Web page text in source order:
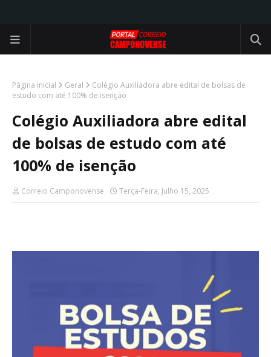
Página inicial Geral
Colégio Auxiliadora abre edital de bolsas de
estudo com até 100% de isenção
Colégio Auxiliadora abre edital
de bolsas de estudo com até
100% de isenção
Correio Camponovense Terça-Feira, Julho 15, 2025